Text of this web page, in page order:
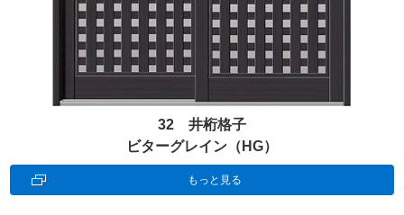
32 井桁格子
ビターグレイン（HG）
もっと見る